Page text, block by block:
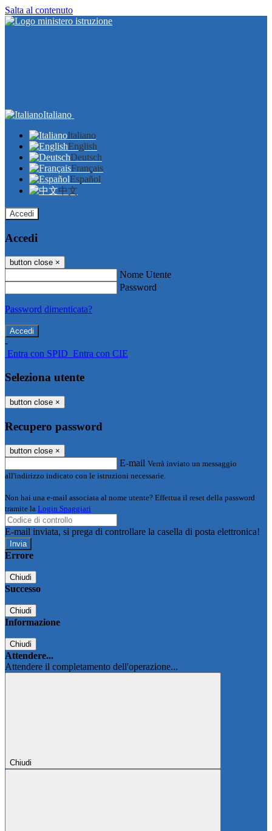
Salta al contenuto
Italiano
Italiano
English
Deutsch
Français
Español
中文
Accedi
Accedi
button close ×
Nome Utente
Password
Password dimenticata?
-
Entra con SPID Entra con CIE
Seleziona utente
button close ×
Recupero password
button close ×
E-mail Verrà inviato un messaggio
all'indirizzo indicato con le istruzioni necessarie.
Non hai una e-mail associata al nome utente? Effettua il reset della password
tramite la Login Spaggiari
E-mail inviata, si prega di controllare la casella di posta elettronica!
Errore
Chiudi
Successo
Chiudi
Informazione
Chiudi
Attendere...
Attendere il completamento dell'operazione...
Chiudi